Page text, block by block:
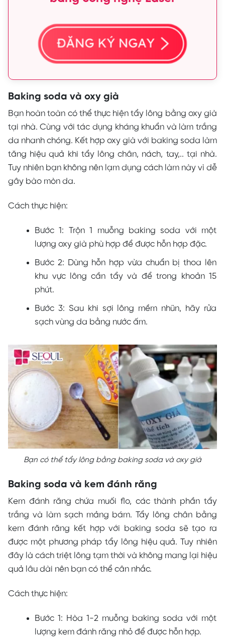
Baking soda và oxy già
Bạn hoàn toàn có thể thực hiện tẩy lông bằng oxy già
tại nhà. Cùng với tác dụng kháng khuẩn và làm trắng
da nhanh chóng. Kết hợp oxy già với baking soda làm
tăng hiệu quả khi tẩy lông chân, nách, tay,.. tại nhà.
Tuy nhiên bạn không nên lạm dụng cách làm này vì dễ
gây bào mòn da.
Cách thực hiện:
Bước 1: Trộn 1 muỗng baking soda với một
lượng oxy già phù hợp để được hỗn hợp đặc.
Bước 2: Dùng hỗn hợp vừa chuẩn bị thoa lên
khu vực lông cần tẩy và để trong khoản 15
phút.
Bước 3: Sau khi sợi lông mềm nhũn, hãy rửa
sạch vùng da bằng nước ấm.
Bạn có thể tẩy lông bằng baking soda và oxy già
Baking soda và kem đánh răng
Kem đánh răng chứa muối flo, các thành phần tẩy
trắng và làm sạch mảng bám. Tẩy lông chân bằng
kem đánh răng kết hợp với baking soda sẽ tạo ra
được một phương pháp tẩy lông hiệu quả. Tuy nhiên
đây là cách triệt lông tạm thời và không mang lại hiệu
quả lâu dài nên bạn có thể cân nhắc.
Cách thực hiện:
Bước 1: Hòa 1-2 muỗng baking soda với một
lượng kem đánh răng nhỏ để được hỗn hợp.